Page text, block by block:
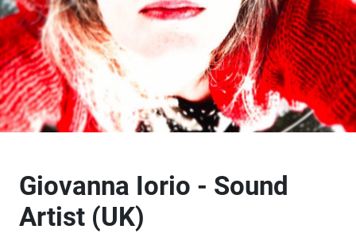
Giovanna Iorio - Sound
Artist (UK)